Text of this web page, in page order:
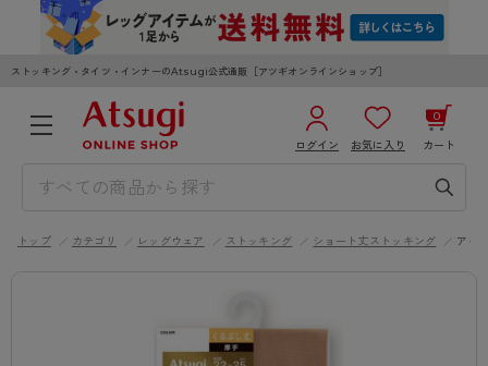
ストッキング・タイツ・インナーのAtsugi公式通販［アツギオンラインショップ］
ログイン お気に入り カート
0
3,980円以上のご購入で送料無料
トップ カテゴリ レッグウェア ストッキング ショート丈ストッキング アイ